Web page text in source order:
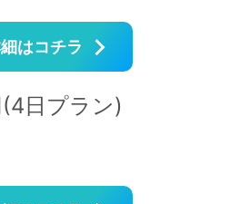
はコチラ
日プラン)